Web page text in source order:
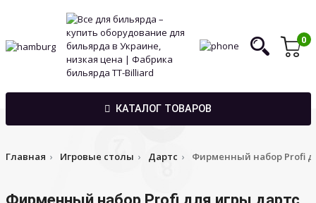
0
КАТАЛОГ ТОВАРОВ
Главная Игровые столы Дартс Фирменный набор Profi
Фирменный набор Profi для игры дартс